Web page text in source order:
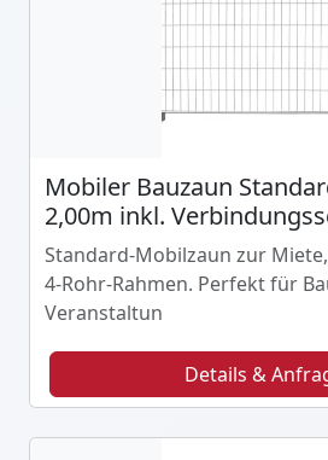
Mobiler Bauzaun
2,00m inkl.
Standard-Mobilzaun zur
4-Rohr-Rahmen. Perfekt für
Veranstaltun
Details &